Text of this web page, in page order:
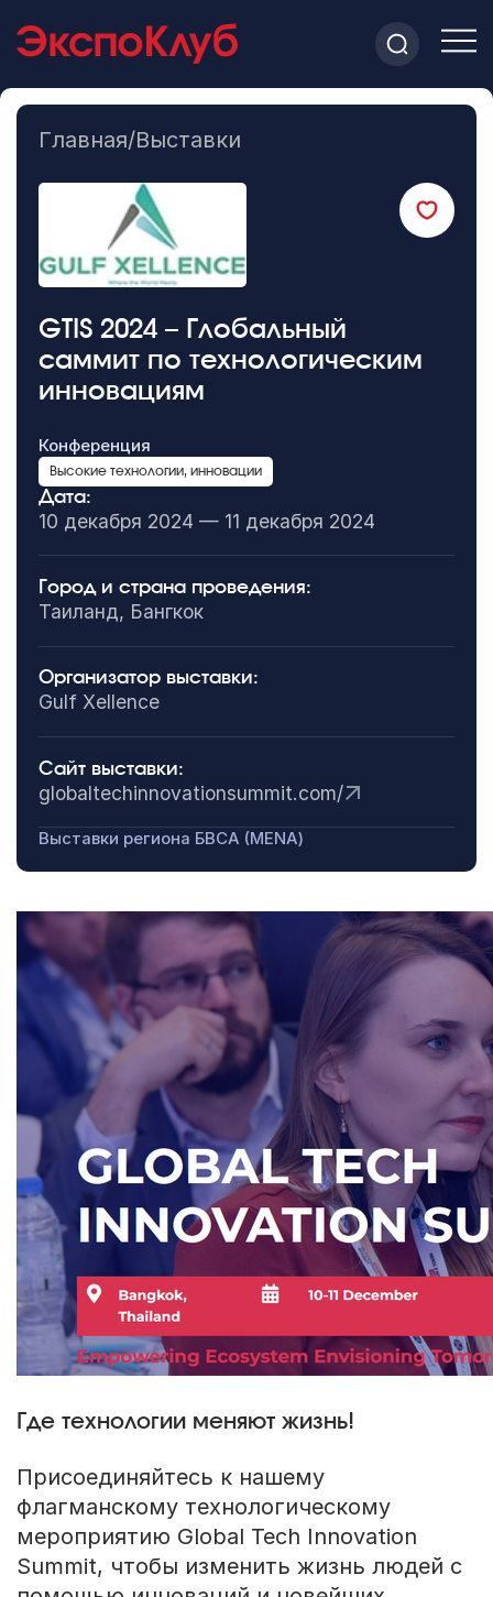
Главная/Выставки
GTIS 2024 – Глобальный
саммит по технологическим
инновациям
Конференция
Высокие технологии, инновации
Дата:
10 декабря 2024 — 11 декабря 2024
Город и страна проведения:
Таиланд, Бангкок
Организатор выставки:
Gulf Xellence
Сайт выставки:
globaltechinnovationsummit.com/
Выставки региона БВСА (MENA)
Где технологии меняют жизнь!
Присоединяйтесь к нашему
флагманскому технологическому
мероприятию Global Tech Innovation
Summit, чтобы изменить жизнь людей с